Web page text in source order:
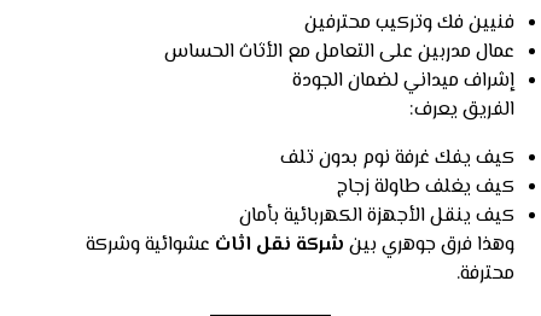
فنيين فك وتركيب محترفين
عمال مدربين على التعامل مع الأثاث الحساس
إشراف ميداني لضمان الجودة
الفريق يعرف:
كيف يفك غرفة نوم بدون تلف
كيف يغلف طاولة زجاج
كيف ينقل الأجهزة الكهربائية بأمان
وهذا فرق جوهري بين شركة نقل اثاث عشوائية وشركة
محترفة.